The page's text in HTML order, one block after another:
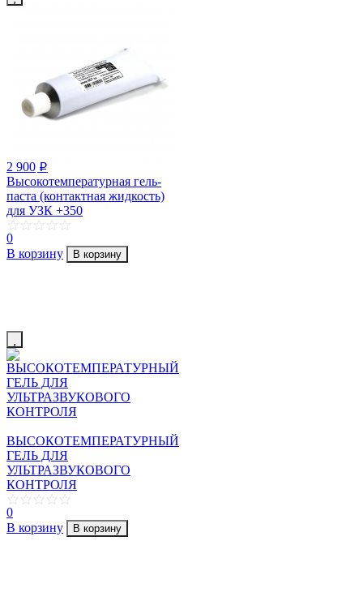
2 900 p
Высокотемпературная гель-
паста (контактная жидкость)
для УЗК +350
0
В корзину
В корзину
ВЫСОКОТЕМПЕРАТУРНЫЙ
ГЕЛЬ ДЛЯ
УЛЬТРАЗВУКОВОГО
КОНТРОЛЯ
0
В корзину
В корзину